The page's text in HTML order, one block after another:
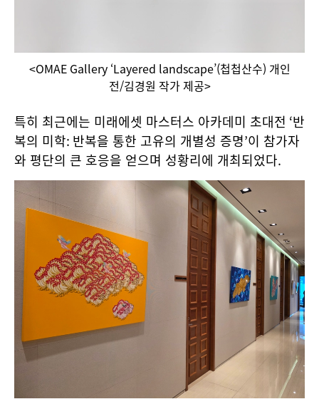
<OMAE Gallery ‘Layered landscape’(첩첩산수) 개인
전/김경원 작가 제공>
특히 최근에는 미래에셋 마스터스 아카데미 초대전 ‘반
복의 미학: 반복을 통한 고유의 개별성 증명’이 참가자
와 평단의 큰 호응을 얻으며 성황리에 개최되었다.